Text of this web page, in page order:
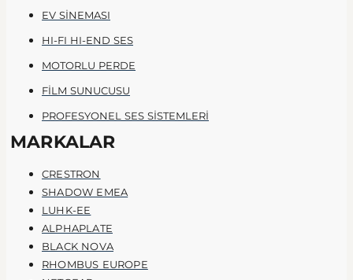
EV SİNEMASI
HI-FI HI-END SES
MOTORLU PERDE
FİLM SUNUCUSU
PROFESYONEL SES SİSTEMLERİ
MARKALAR
CRESTRON
SHADOW EMEA
LUHK-EE
ALPHAPLATE
BLACK NOVA
RHOMBUS EUROPE